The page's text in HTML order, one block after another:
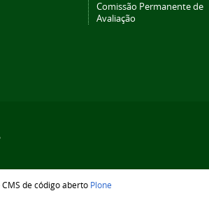
Comissão Permanente de
Avaliação
de código aberto Plone